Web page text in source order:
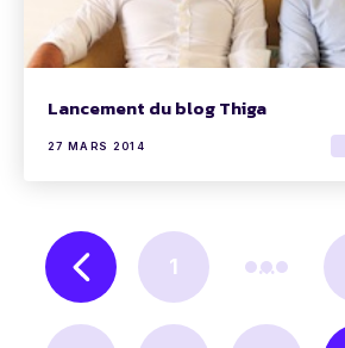
Lancement du blog Thiga
27 MARS 2014
1 ...